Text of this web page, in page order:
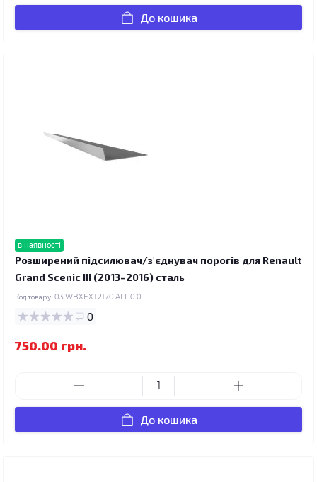
До кошика
в наявності
Розширений підсилювач/з'єднувач порогів для Renault
Grand Scenic III (2013–2016) сталь
Код товару: 03.WBXEXT2170.ALL.0.0
0
750.00 грн.
До кошика